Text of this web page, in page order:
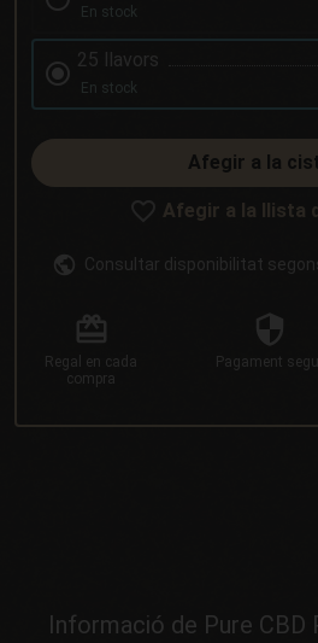
En stock
25 llavors
En stock
Afegir a la
Afegir a la llista
Consultar disponibilitat
Regal en cada
compra
Pagament
Informació de Pure CBD